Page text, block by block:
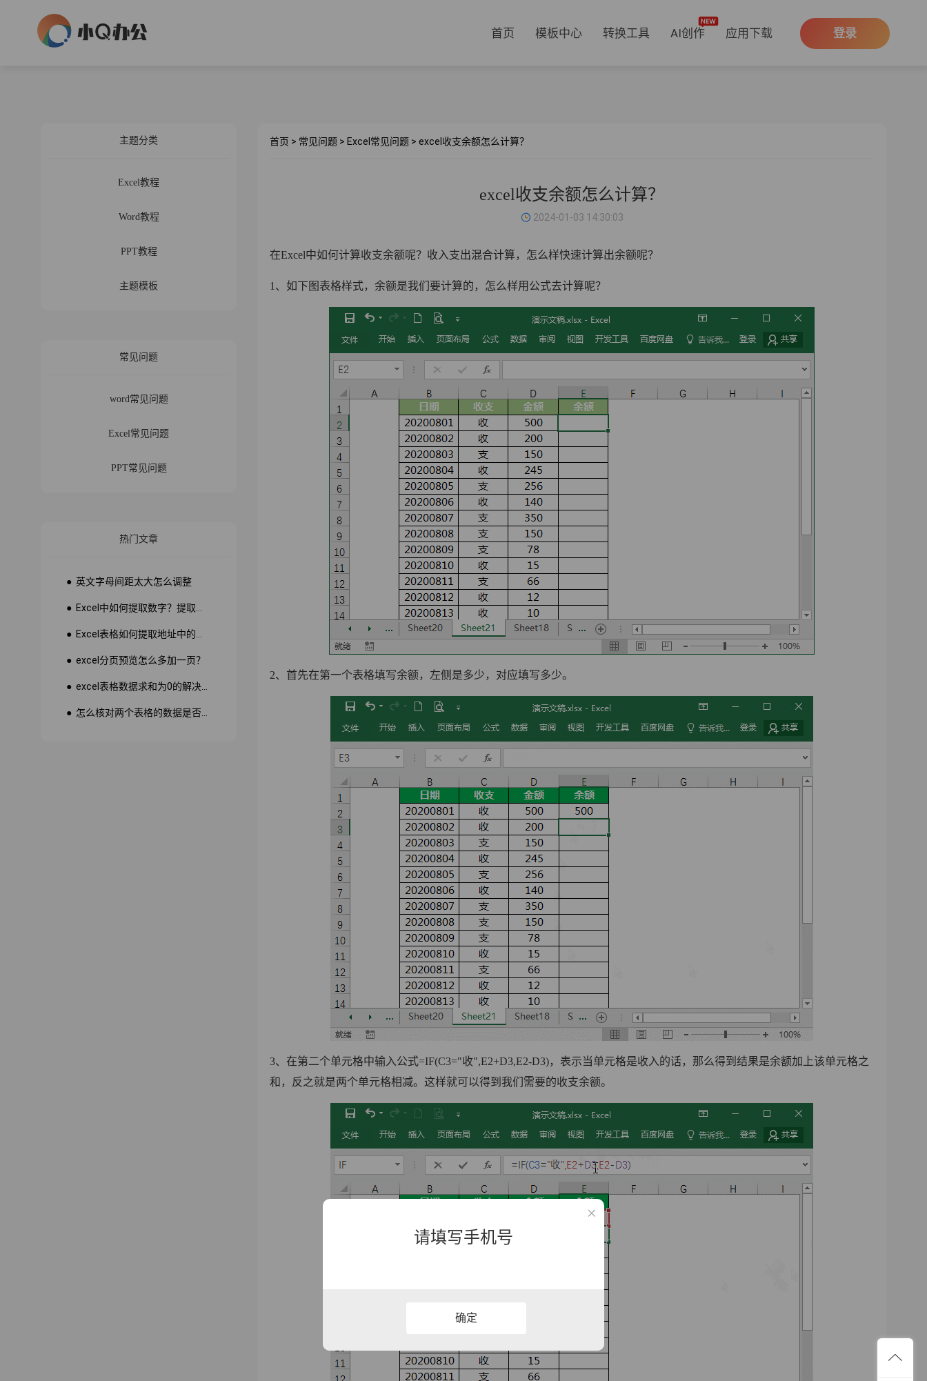
首页 模板中心 转换工具 AI创作 应用下载 登录
主题分类
Excel教程
Word教程
PPT教程
主题模板
常见问题
word常见问题
Excel常见问题
PPT常见问题
热门文章
● 英文字母间距太大怎么调整
● excel分页预览怎么多加一页？
首页 > 常见问题 > Excel常见问题 > excel收支余额怎么计算？
excel收支余额怎么计算？
2024-01-03 14:30:03
在Excel中如何计算收支余额呢？收入支出混合计算，怎么样快速计算出余额呢？
1、如下图表格样式，余额是我们要计算的，怎么样用公式去计算呢？
2、首先在第一个表格填写余额，左侧是多少，对应填写多少。
3、在第二个单元格中输入公式=IF(C3="收",E2+D3,E2-D3)，表示当单元格是收入的话，那么得到结果是余额加上该单元格之
和，反之就是两个单元格相减。这样就可以得到我们需要的收支余额。
请填写手机号
确定